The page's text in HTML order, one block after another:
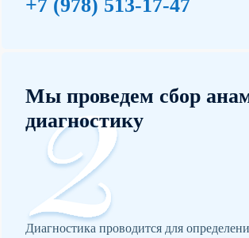
+7 (978) 513-17-47
Мы проведем сбор
диагностику
Диагностика проводится для